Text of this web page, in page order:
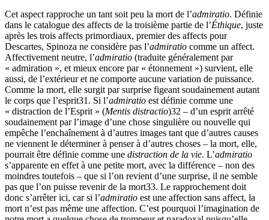
Cet aspect rapproche un tant soit peu la mort de l’admiratio. Définie
dans le catalogue des affects de la troisième partie de l’Éthique, juste
après les trois affects primordiaux, premier des affects pour
Descartes, Spinoza ne considère pas l’admiratio comme un affect.
Affectivement neutre, l’admiratio (traduite généralement par
« admiration », et mieux encore par « étonnement ») survient, elle
aussi, de l’extérieur et ne comporte aucune variation de puissance.
Comme la mort, elle surgit par surprise figeant soudainement autant
le corps que l’esprit31 . Si l’admiratio est définie comme une
« distraction de l’Esprit » (Mentis distractio)32 – d’un esprit arrêté
soudainement par l’image d’une chose singulière ou nouvelle qui
empêche l’enchaînement à d’autres images tant que d’autres causes
ne viennent le déterminer à penser à d’autres choses – la mort, elle,
pourrait être définie comme une distraction de la vie. L’admiratio
s’apparente en effet à une petite mort, avec la différence – non des
moindres toutefois – que si l’on revient d’une surprise, il ne semble
pas que l’on puisse revenir de la mort33. Le rapprochement doit
donc s’arrêter ici, car si l’admiratio est une affection sans affect, la
mort n’est pas même une affection. C’est pourquoi l’imagination de